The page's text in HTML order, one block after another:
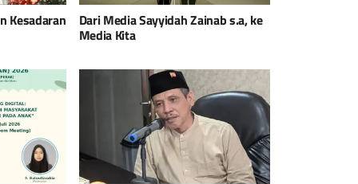
Kesadaran Dari Media Sayyidah Zainab s.a, ke
Media Kita